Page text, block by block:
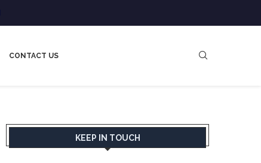
CONTACT US
KEEP IN TOUCH